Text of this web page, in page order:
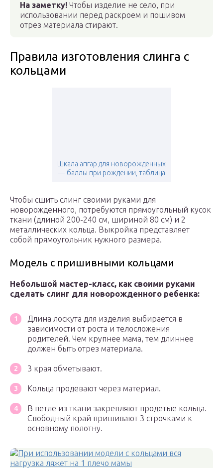
На заметку! Чтобы изделие не село, при
использовании перед раскроем и пошивом
отрез материала стирают.
Правила изготовления слинга с
кольцами
Шкала апгар для новорожденных
— баллы при рождении, таблица
Чтобы сшить слинг своими руками для
новорожденного, потребуются прямоугольный кусок
ткани (длиной 200-240 см, шириной 80 см) и 2
металлических кольца. Выкройка представляет
собой прямоугольник нужного размера.
Модель с пришивными кольцами
Небольшой мастер-класс, как своими руками
сделать слинг для новорожденного ребенка:
Длина лоскута для изделия выбирается в
зависимости от роста и телосложения
родителей. Чем крупнее мама, тем длиннее
должен быть отрез материала.
3 края обметывают.
Кольца продевают через материал.
В петле из ткани закрепляют продетые кольца.
Свободный край пришивают 3 строчками к
основному полотну.